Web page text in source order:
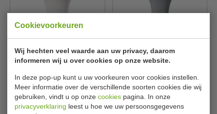
Cookievoorkeuren
Wij hechten veel waarde aan uw privacy, daarom
informeren wij u over cookies op onze website.
In deze pop-up kunt u uw voorkeuren voor cookies instellen.
Meer informatie over de verschillende soorten cookies die wij
gebruiken, vindt u op onze cookies pagina. In onze
privacyverklaring leest u hoe we uw persoonsgegevens
Samba 2 Wit Kruispoot
Vogue DK577
€ 31,49 € 30,00
Samba Grijs
VogueDK574
€ 31,49 € 30,00